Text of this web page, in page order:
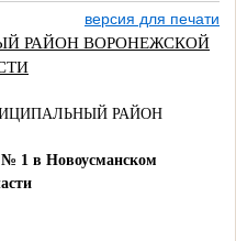
версия для печати
РАЙОН ВОРОНЕЖСКОЙ
РАЙОН
№ 1 в Новоусманском